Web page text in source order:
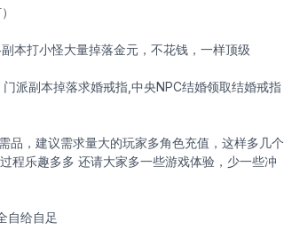
本打小怪大量掉落金元，不花钱，一样顶级
派副本掉落求婚戒指,中央NPC结婚领取结婚戒指
品，建议需求量大的玩家多角色充值，这样多几个
程乐趣多多 还请大家多一些游戏体验，少一些冲
自给自足